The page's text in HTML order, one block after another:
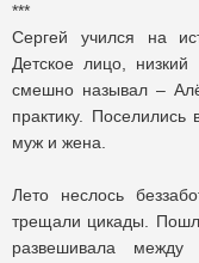
***
Cергей учился на
Детское лицо,
смешно называл –
практику.
муж и жена.
Лето неслось
трещали цикады.
развешивала